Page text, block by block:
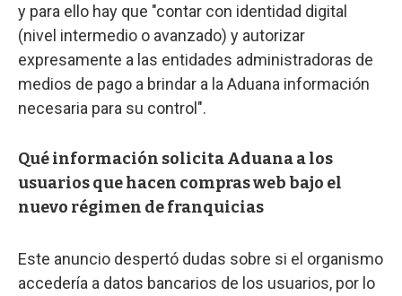
y para ello hay que "contar con identidad digital
(nivel intermedio o avanzado) y autorizar
expresamente a las entidades administradoras de
medios de pago a brindar a la Aduana información
necesaria para su control".
Qué información solicita Aduana a los
usuarios que hacen compras web bajo el
nuevo régimen de franquicias
Este anuncio despertó dudas sobre si el organismo
accedería a datos bancarios de los usuarios, por lo